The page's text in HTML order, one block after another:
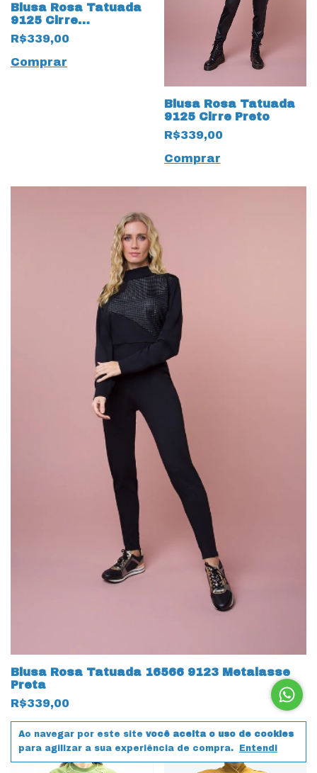
Ao navegar por este site você aceita o uso de cookies
para agilizar a sua experiência de compra.
Entendi
Blusa Rosa Tatuada
9125 Cirre
Preto/Verde água
R$339,00
Comprar
Blusa Rosa Tatuada
9125 Cirre Preto
R$339,00
Comprar
Blusa Rosa Tatuada 16566 9123 Metalasse
Preta
R$339,00